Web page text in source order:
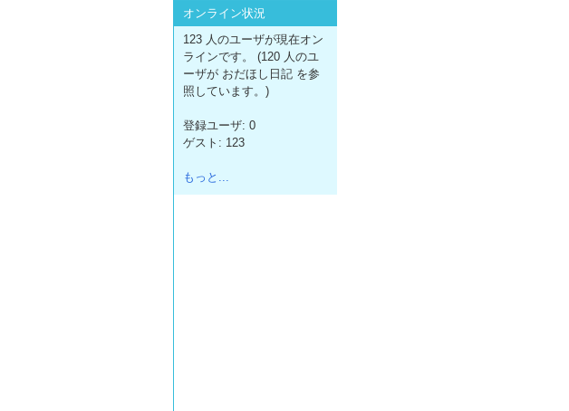
オンライン状況
123 人のユーザが現在オン
ラインです。 (120 人のユ
ーザが おだほし日記 を参
照しています。)
登録ユーザ: 0
ゲスト: 123
もっと...